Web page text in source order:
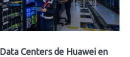
Data Centers de Huawei en